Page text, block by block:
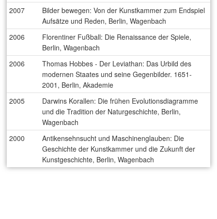
2007
Bilder bewegen: Von der Kunstkammer zum Endspiel
Aufsätze und Reden, Berlin, Wagenbach
2006
Florentiner Fußball: Die Renaissance der Spiele,
Berlin, Wagenbach
2006
Thomas Hobbes - Der Leviathan: Das Urbild des
modernen Staates und seine Gegenbilder. 1651-
2001, Berlin, Akademie
2005
Darwins Korallen: Die frühen Evolutionsdiagramme
und die Tradition der Naturgeschichte, Berlin,
Wagenbach
2000
Antikensehnsucht und Maschinenglauben: Die
Geschichte der Kunstkammer und die Zukunft der
Kunstgeschichte, Berlin, Wagenbach